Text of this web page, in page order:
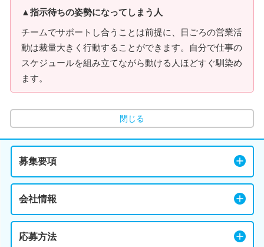
▲指示待ちの姿勢になってしまう人
チームでサポートし合うことは前提に、日ごろの営業活
動は裁量大きく行動することができます。自分で仕事の
スケジュールを組み立てながら動ける人ほどすぐ馴染め
ます。
閉じる
募集要項
会社情報
応募方法